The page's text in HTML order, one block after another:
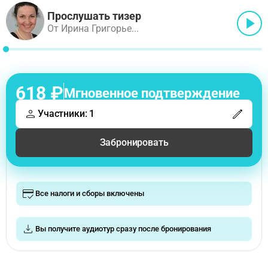
Прослушать тизер
От Ирина Григорье...
618 ₽Мгновенное подтверждение
Участники: 1
Забронировать
Все налоги и сборы включены
Вы получите аудиотур сразу после бронирования